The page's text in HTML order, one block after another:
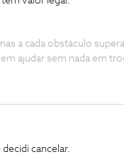
a cada obstáculo
ajudar sem nada em
cancelar.